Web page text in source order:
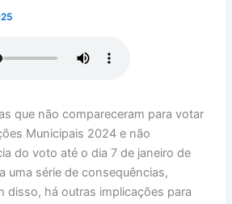
que não compareceram para votar
Municipais 2024 e não
do voto até o dia 7 de janeiro de
uma série de consequências,
disso, há outras implicações para